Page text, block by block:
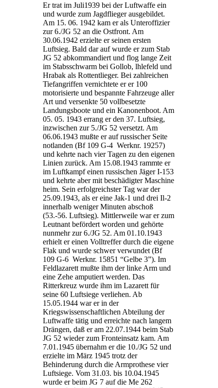
Er trat im Juli1939 bei der Luftwaffe ein
und wurde zum Jagdflieger ausgebildet.
Am 15. 06. 1942 kam er als Unteroffizier
zur 6./JG 52 an die Ostfront. Am
30.06.1942 erzielte er seinen ersten
Luftsieg. Bald dar auf wurde er zum Stab
JG 52 abkommandiert und flog lange Zeit
im Stabsschwarm bei Gollob, lhlefeld und
Hrabak als Rottentlieger. Bei zahlreichen
Tiefangriffen vernichtete er er 100
motorisierte und bespannte Fahrzeuge aller
Art und versenkte 50 vollbesetzte
Landungsboote und ein Kanonenboot. Am
05. 05. 1943 errang er den 37. Luftsieg,
inzwischen zur 5./JG 52 versetzt. Am
06.06.1943 mußte er auf russischer Seite
notlanden (Bf 109 G-4 Werknr. 19257)
und kehrte nach vier Tagen zu den eigenen
Linien zurück. Am 15.08.1943 rammte er
im Luftkampf einen russischen Jäger I-153
und kehrte aber mit beschädigter Maschine
heim. Sein erfolgreichster Tag war der
25.09.1943, als er eine Jak-1 und drei Il-2
innerhalb weniger Minuten abschoß
(53.-56. Luftsieg). Mittlerweile war er zum
Leutnant befördert worden und gehörte
nunmehr zur 6./JG 52. Am 01.10.1943
erhielt er einen Volltreffer durch die eigene
Flak und wurde schwer verwundet (Bf
109 G-6 Werknr. 15851 “Gelbe 3”). Im
Feldlazarett mußte ihm der linke Arm und
eine Zehe amputiert werden. Das
Ritterkreuz wurde ihm im Lazarett für
seine 60 Luftsiege verliehen. Ab
15.05.1944 war er in der
Kriegswissenschaftlichen Abteilung der
Luftwaffe tätig und erreichte nach langem
Drängen, daß er am 22.07.1944 beim Stab
JG 52 wieder zum Fronteinsatz kam. Am
7.01.1945 übernahm er die 10./JG 52 und
erzielte im März 1945 trotz der
Behinderung durch die Armprothese vier
Luftsiege. Vom 31.03. bis 10.04.1945
wurde er beim JG 7 auf die Me 262